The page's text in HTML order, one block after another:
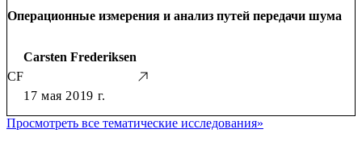
Операционные измерения и анализ путей передачи шума
CF
Carsten Frederiksen
17 мая 2019 г.
Просмотреть все тематические исследования»